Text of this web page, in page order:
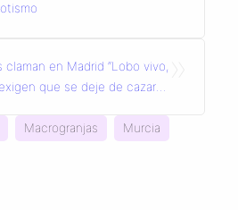
en Madrid “Lobo vivo,
que se deje de cazar la
Macrogranjas
Murcia